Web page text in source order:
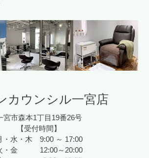
カウンシル一宮店
宮市森本1丁目19番26号
【受付時間】
・水・木 9:00 ～ 17:00
・金 12:00～20:00